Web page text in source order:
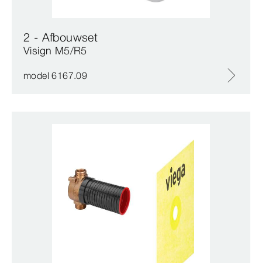
2 - Afbouwset
Visign M5/R5
model 6167.09